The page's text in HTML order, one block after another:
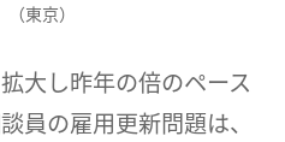
東京）
大し昨年の倍のペース
員の雇用更新問題は、